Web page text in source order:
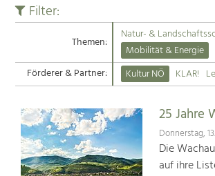
Filter:
Themen: Natur- &
Mobilität & Energie
Förderer & Partner:
Kultur NÖ KLAR!
25 Jahre
Donnerstag,
Die
auf ihre